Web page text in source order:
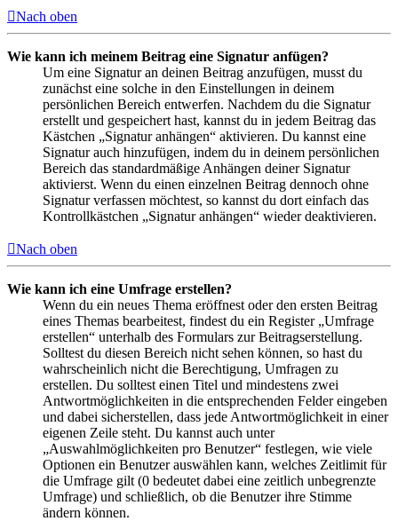
Nach oben
Wie kann ich meinem Beitrag eine Signatur anfügen?
Um eine Signatur an deinen Beitrag anzufügen, musst du
zunächst eine solche in den Einstellungen in deinem
persönlichen Bereich entwerfen. Nachdem du die Signatur
erstellt und gespeichert hast, kannst du in jedem Beitrag das
Kästchen „Signatur anhängen“ aktivieren. Du kannst eine
Signatur auch hinzufügen, indem du in deinem persönlichen
Bereich das standardmäßige Anhängen deiner Signatur
aktivierst. Wenn du einen einzelnen Beitrag dennoch ohne
Signatur verfassen möchtest, so kannst du dort einfach das
Kontrollkästchen „Signatur anhängen“ wieder deaktivieren.
Nach oben
Wie kann ich eine Umfrage erstellen?
Wenn du ein neues Thema eröffnest oder den ersten Beitrag
eines Themas bearbeitest, findest du ein Register „Umfrage
erstellen“ unterhalb des Formulars zur Beitragserstellung.
Solltest du diesen Bereich nicht sehen können, so hast du
wahrscheinlich nicht die Berechtigung, Umfragen zu
erstellen. Du solltest einen Titel und mindestens zwei
Antwortmöglichkeiten in die entsprechenden Felder eingeben
und dabei sicherstellen, dass jede Antwortmöglichkeit in einer
eigenen Zeile steht. Du kannst auch unter
„Auswahlmöglichkeiten pro Benutzer“ festlegen, wie viele
Optionen ein Benutzer auswählen kann, welches Zeitlimit für
die Umfrage gilt (0 bedeutet dabei eine zeitlich unbegrenzte
Umfrage) und schließlich, ob die Benutzer ihre Stimme
ändern können.